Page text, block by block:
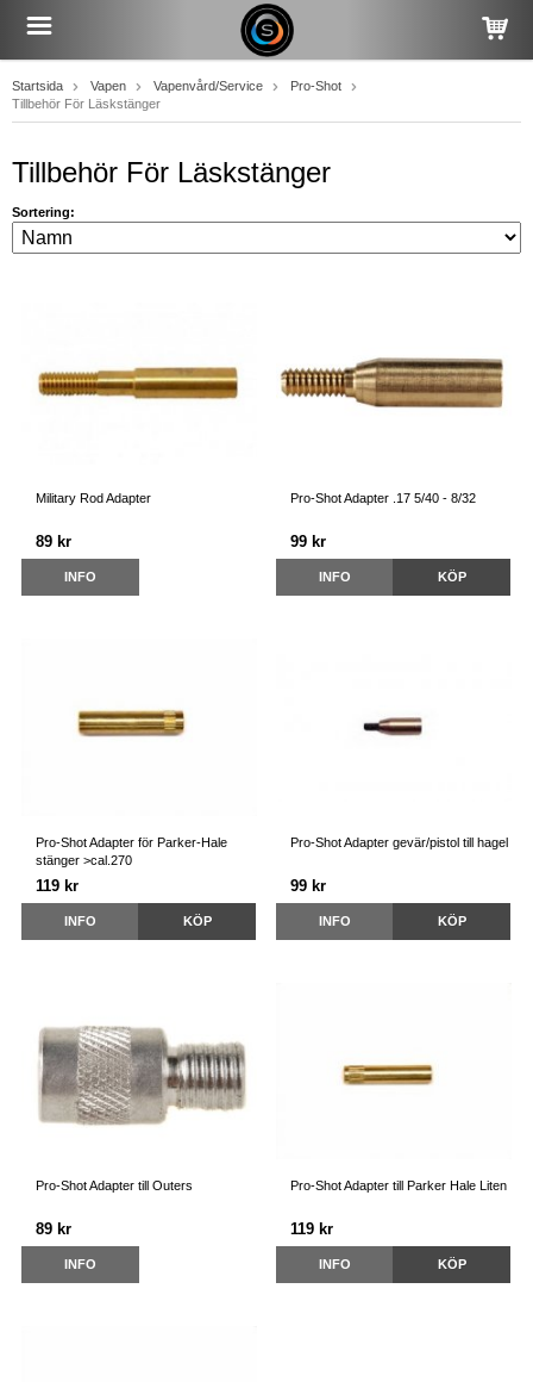
Startsida Vapen Vapenvård/Service
Pro-Shot
Tillbehör För Läskstänger
Tillbehör För Läskstänger
Sortering:
Military Rod Adapter
89 kr
INFO
Pro-Shot Adapter .17 5/40 - 8/32
99 kr
INFO KÖP
Pro-Shot Adapter för Parker-Hale
stänger >cal.270
119 kr
INFO KÖP
Pro-Shot Adapter gevär/pistol till hagel
99 kr
INFO KÖP
Pro-Shot Adapter till Outers
89 kr
INFO
Pro-Shot Adapter till Parker Hale Liten
119 kr
INFO KÖP